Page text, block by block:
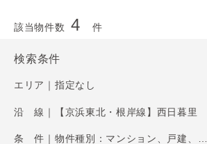
該当物件数 4 件
検索条件
エリア｜指定なし
沿 線｜【京浜東北・根岸線】西日暮里